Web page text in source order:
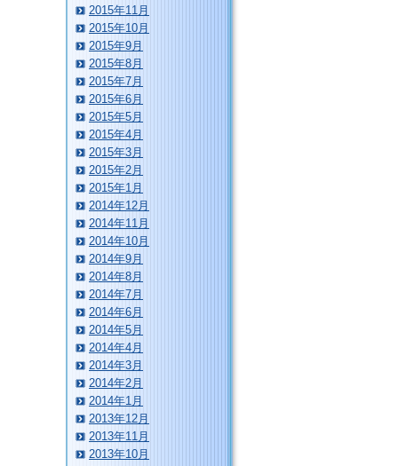
2015年11月
2015年10月
2015年9月
2015年8月
2015年7月
2015年6月
2015年5月
2015年4月
2015年3月
2015年2月
2015年1月
2014年12月
2014年11月
2014年10月
2014年9月
2014年8月
2014年7月
2014年6月
2014年5月
2014年4月
2014年3月
2014年2月
2014年1月
2013年12月
2013年11月
2013年10月